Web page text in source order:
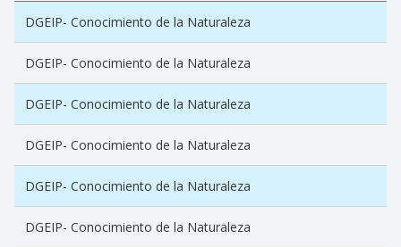
DGEIP- Conocimiento de la Naturaleza
DGEIP- Conocimiento de la Naturaleza
DGEIP- Conocimiento de la Naturaleza
DGEIP- Conocimiento de la Naturaleza
DGEIP- Conocimiento de la Naturaleza
DGEIP- Conocimiento de la Naturaleza